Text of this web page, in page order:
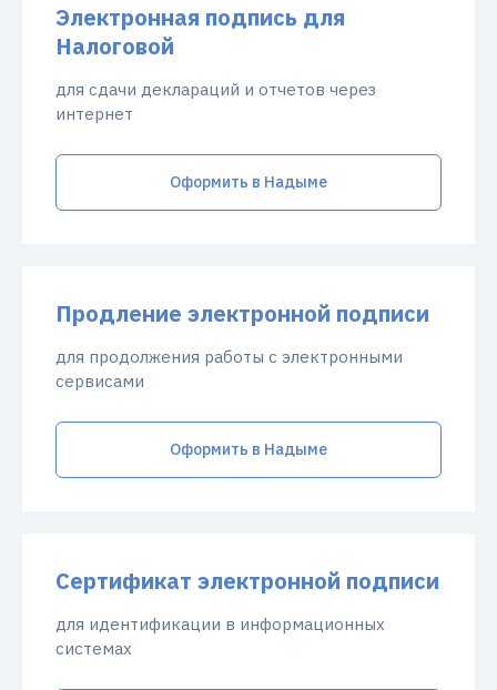
Электронная подпись для
Налоговой
для сдачи деклараций и отчетов через
интернет
Оформить в Надыме
Продление электронной подписи
для продолжения работы с электронными
сервисами
Оформить в Надыме
Сертификат электронной подписи
для идентификации в информационных
системах